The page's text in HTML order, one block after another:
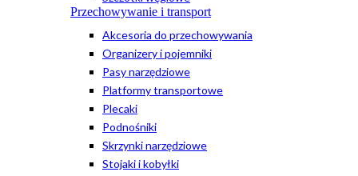
Przechowywanie i transport
Akcesoria do przechowywania
Organizery i pojemniki
Pasy narzędziowe
Platformy transportowe
Plecaki
Podnośniki
Skrzynki narzędziowe
Stojaki i kobyłki